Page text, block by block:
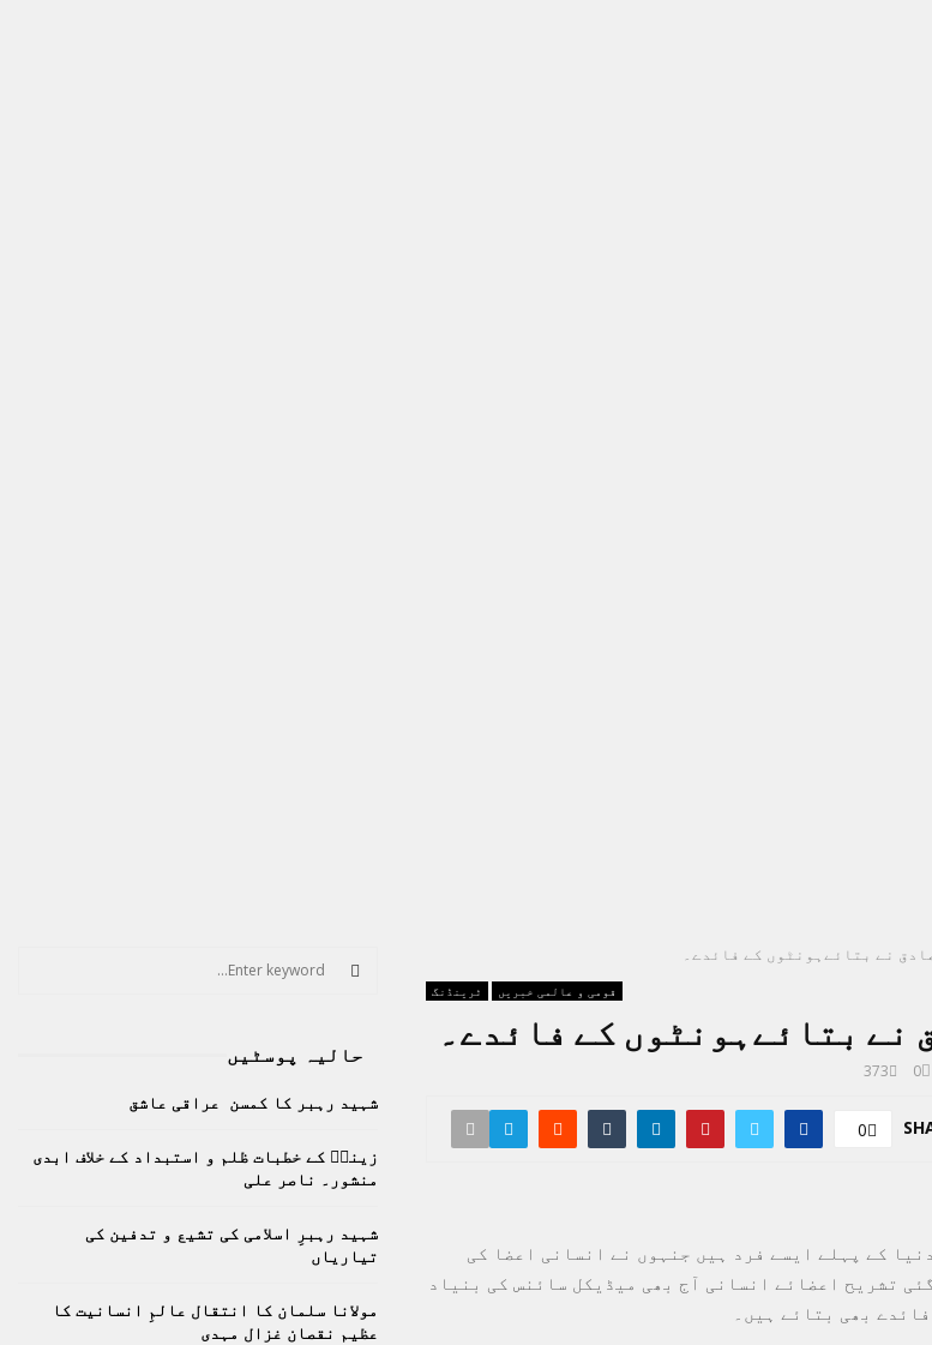
نے بتائےہونٹوں کے فائدے۔
ٹرینڈنگ قومی و عالمی خبریں
نے بتائےہونٹوں کے فائدے۔
0
373
0
کے پہلے ایسے فرد ہیں جنہوں نے انسانی اعضا کی
تشریح اعضائے انسانی آج بھی میڈیکل سائنس کی بنیاد
بھی بتائے ہیں۔
f
r
:
E
A
R
H
حالیہ پوسٹیں
شہید رہبر کا کمسن عراقی عاشق
زینبؑ کے خطبات ظلم و استبداد کے خلاف ابدی
منشور۔ ناصر علی
شہید رہبرِ اسلامی کی تشیع و تدفین کی
تیاریاں
مولانا سلمان کا انتقال عالمِ انسانیت کا
عظیم نقصان غزال مہدی